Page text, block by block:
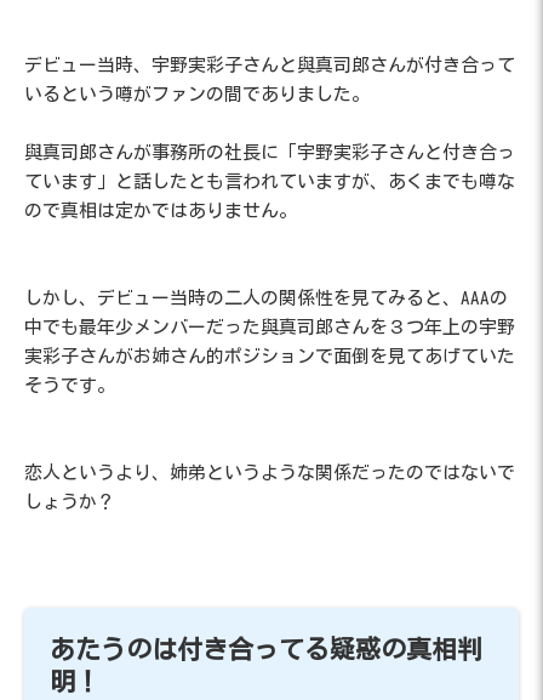
デビュー当時、宇野実彩子さんと與真司郎さんが付き合って
いるという噂がファンの間でありました。
與真司郎さんが事務所の社長に「宇野実彩子さんと付き合っ
ています」と話したとも言われていますが、あくまでも噂な
ので真相は定かではありません。
しかし、デビュー当時の二人の関係性を見てみると、AAAの
中でも最年少メンバーだった與真司郎さんを３つ年上の宇野
実彩子さんがお姉さん的ポジションで面倒を見てあげていた
そうです。
恋人というより、姉弟というような関係だったのではないで
しょうか？
あたうのは付き合ってる疑惑の真相判
明！